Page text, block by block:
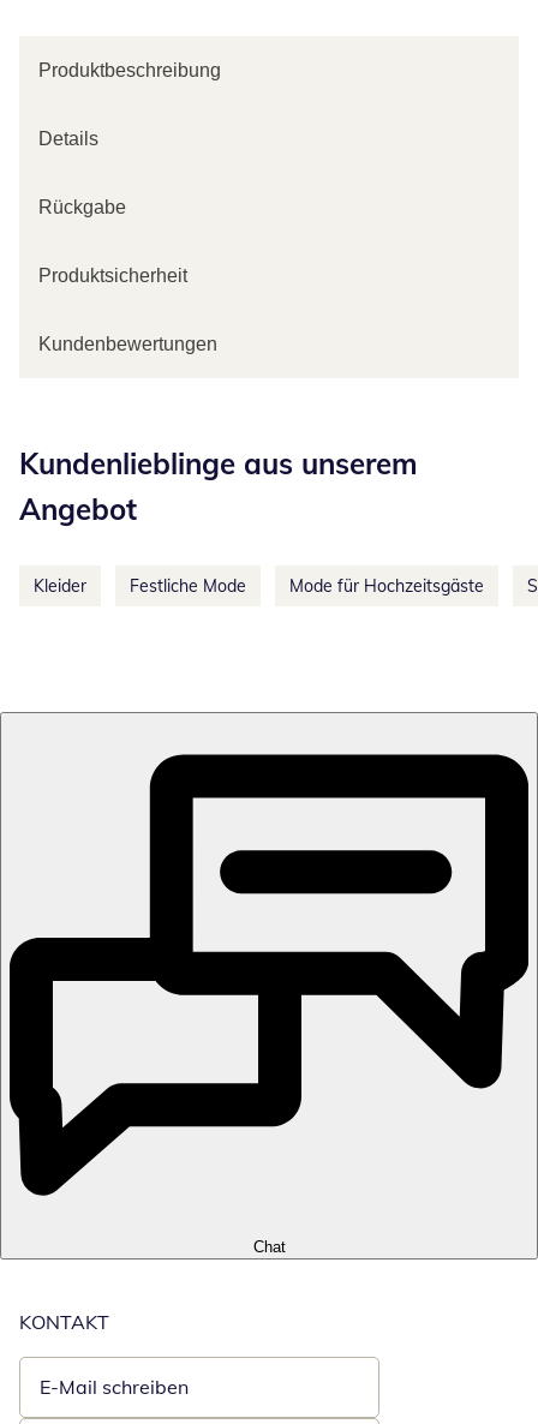
Produktbeschreibung
Details
Rückgabe
Produktsicherheit
Kundenbewertungen
Kundenlieblinge aus unserem
Angebot
Kleider Festliche Mode Mode für Hochzeitsgäste
Chat
KONTAKT
E-Mail schreiben
Öffnet E-Mail-Client